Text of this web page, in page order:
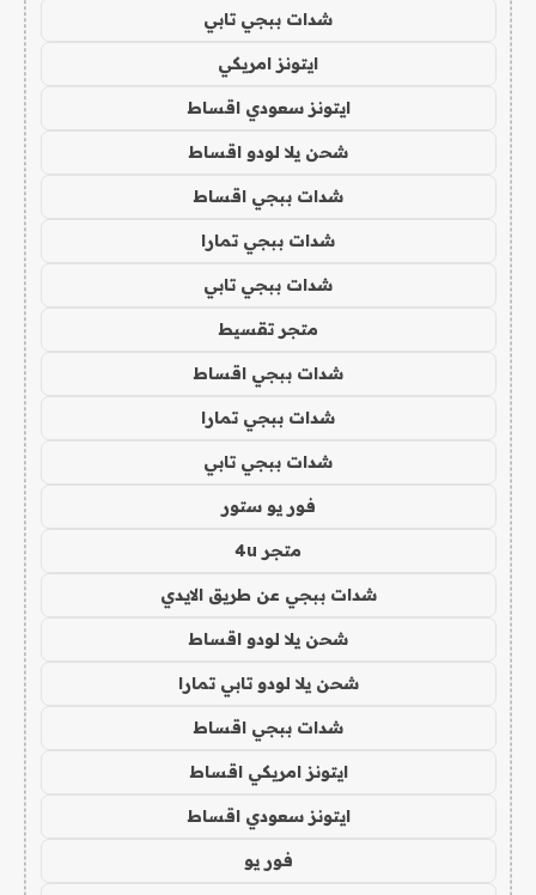
شدات ببجي تابي
ايتونز امريكي
ايتونز سعودي اقساط
شحن يلا لودو اقساط
شدات ببجي اقساط
شدات ببجي تمارا
شدات ببجي تابي
متجر تقسيط
شدات ببجي اقساط
شدات ببجي تمارا
شدات ببجي تابي
فور يو ستور
متجر 4u
شدات ببجي عن طريق الايدي
شحن يلا لودو اقساط
شحن يلا لودو تابي تمارا
شدات ببجي اقساط
ايتونز امريكي اقساط
ايتونز سعودي اقساط
فور يو